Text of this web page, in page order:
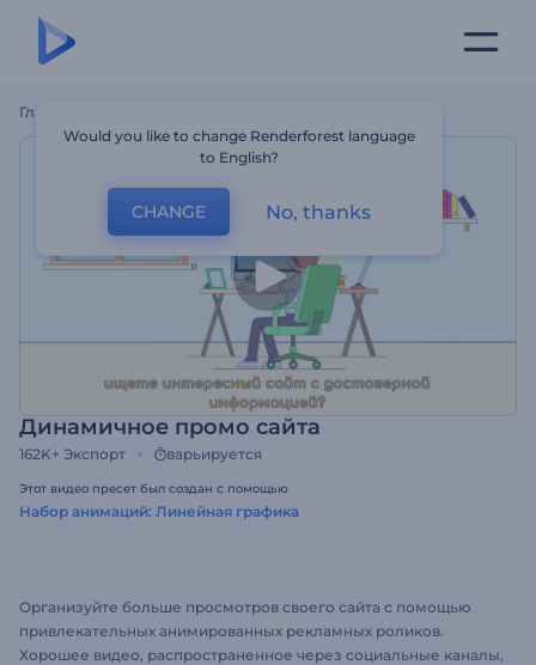
Главная
Динамичное промо сайта
162K+ Экспорт варьируется
Этот видео пресет был создан с помощью
Набор анимаций: Линейная графика
Организуйте больше просмотров своего сайта с помощью
привлекательных анимированных рекламных роликов.
Хорошее видео, распространенное через социальные каналы,
Would you like to change Renderforest language
to English?
CHANGE No, thanks